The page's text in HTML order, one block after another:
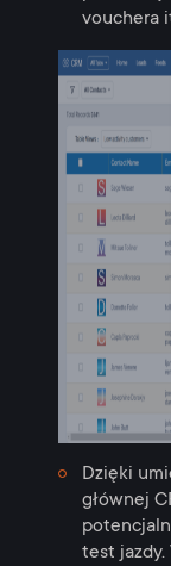
vouchera
Dzięki
głównej
test jazdy.